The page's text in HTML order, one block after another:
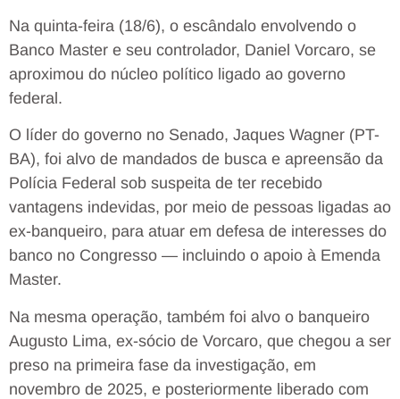
Na quinta-feira (18/6), o escândalo envolvendo o
Banco Master e seu controlador, Daniel Vorcaro, se
aproximou do núcleo político ligado ao governo
federal.
O líder do governo no Senado, Jaques Wagner (PT-
BA), foi alvo de mandados de busca e apreensão da
Polícia Federal sob suspeita de ter recebido
vantagens indevidas, por meio de pessoas ligadas ao
ex-banqueiro, para atuar em defesa de interesses do
banco no Congresso — incluindo o apoio à Emenda
Master.
Na mesma operação, também foi alvo o banqueiro
Augusto Lima, ex-sócio de Vorcaro, que chegou a ser
preso na primeira fase da investigação, em
novembro de 2025, e posteriormente liberado com